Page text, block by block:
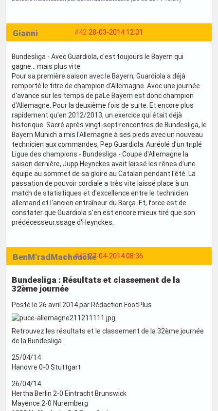
#42 28-03-2014 12:31
Gianni
Bundesliga - Avec Guardiola, c'est toujours le Bayern qui
gagne… mais plus vite
Pour sa première saison avec le Bayern, Guardiola a déjà
remporté le titre de champion d'Allemagne. Avec une journée
d'avance sur les temps de paLe Bayern est donc champion
d'Allemagne. Pour la deuxième fois de suite. Et encore plus
rapidement qu'en 2012/2013, un exercice qui était déjà
historique. Sacré après vingt-sept rencontres de Bundesliga, le
Bayern Munich a mis l'Allemagne à ses pieds avec un nouveau
technicien aux commandes, Pep Guardiola. Auréolé d'un triplé
Ligue des champions - Bundesliga - Coupe d'Allemagne la
saison dernière, Jupp Heynckes avait laissé les rênes d'une
équipe au sommet de sa gloire au Catalan pendant l'été. La
passation de pouvoir cordiale a très vite laissé place à un
match de statistiques et d'excellence entre le technicien
allemand et l'ancien entraîneur du Barça. Et, force est de
constater que Guardiola s'en est encore mieux tiré que son
prédécesseur.ssage d'Heynckes.
#43 27-04-2014 08:36
BenM'radMachouche
Bundesliga : Résultats et classement de la
32ème journée
Posté le 26 avril 2014 par Rédaction FootPlus
Retrouvez les résultats et le classement de la 32ème journée
de la Bundesliga :
25/04/14
Hanovre 0-0 Stuttgart
26/04/14
Hertha Berlin 2-0 Eintracht Brunswick
Mayence 2-0 Nuremberg